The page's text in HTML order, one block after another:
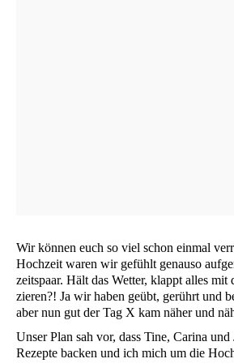
Wir kön­nen euch so viel schon ein­mal
Hoch­zeit waren wir gefühlt genau­so
zeits­paar. Hält das Wet­ter, klappt alles
zie­ren?! Ja wir haben geübt, gerührt und
aber nun gut der Tag X kam näher und
Unser Plan sah vor, dass Tine, Cari­na
Rezep­te backen und ich mich um die